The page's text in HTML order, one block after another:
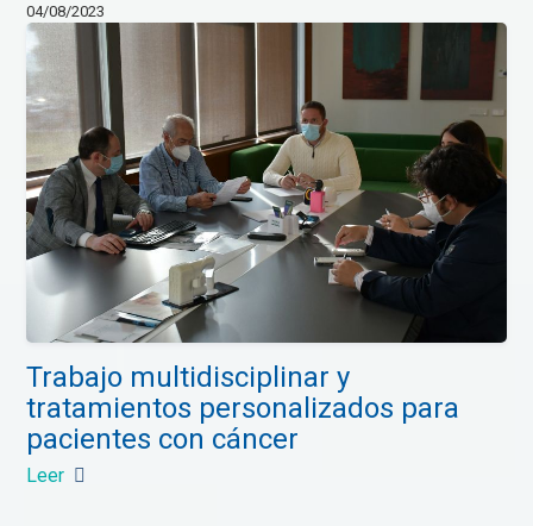
04/08/2023
Trabajo multidisciplinar y
tratamientos personalizados para
pacientes con cáncer
Leer